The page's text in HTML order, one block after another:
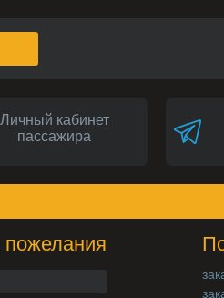
Личный кабинет
пассажира